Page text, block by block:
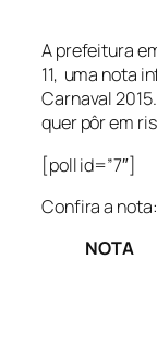
A prefeitura
11, uma nota
Carnaval
quer pôr em
[poll id=”7″]
Confira a nota:
NOTA